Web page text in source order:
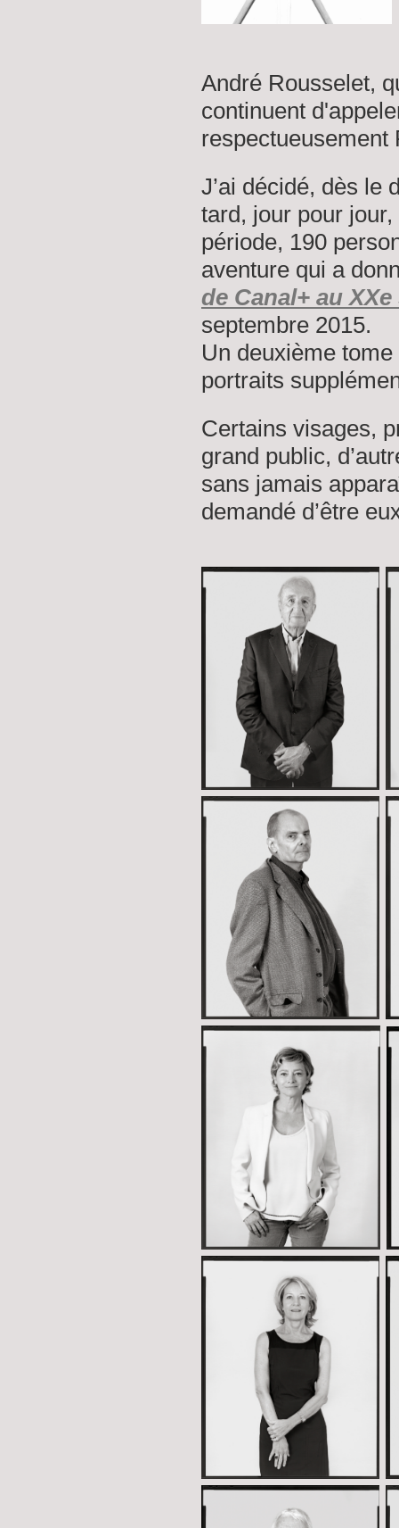
André Rousselet,
continuent
respectueusement
J’ai décidé, dès le
tard, jour pour
période, 190
aventure qui a
de Canal+ au
septembre 2015.
Un deuxième
portraits
Certains visages,
grand public,
sans jamais
demandé d’être